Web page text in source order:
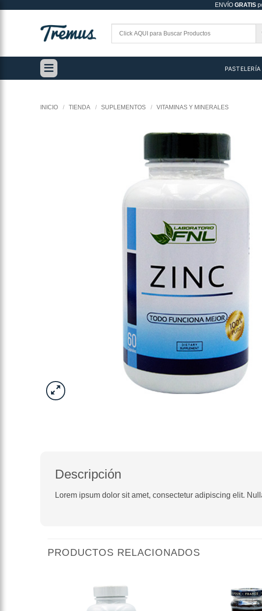
ENVÍO GRATIS
PASTELERÍA
INICIO / TIENDA / SUPLEMENTOS / VITAMINAS Y MINERALES
Descripción
Lorem ipsum dolor sit amet, consectetur adipiscing elit.
PRODUCTOS RELACIONADOS